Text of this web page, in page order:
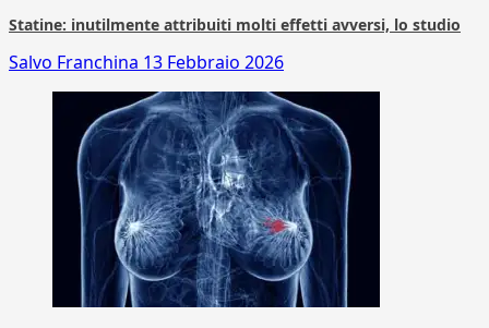
Statine: inutilmente attribuiti molti effetti avversi, lo studio
Salvo Franchina 13 Febbraio 2026